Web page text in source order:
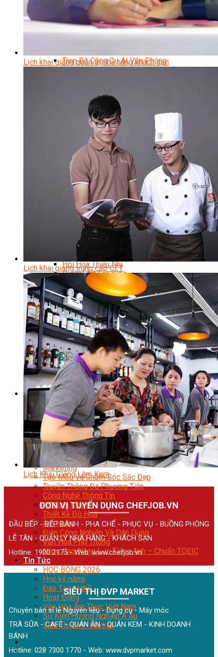
Data Visualization (Trực Quan Hóa Dữ Liệu)
Data System (Quản Trị Dữ Liệu)
Chuyên Viên Lập Trình (Full Stack)
Chuyên Viên Lập Trình Website (Full Stack)
Trọn Bộ Công Cụ AI Văn Phòng
Trọn Bộ Công Cụ AI Ứng Dụng Giảng Dạy
Thiết Kế (Design)
Thiết Kế Đồ Họa Chuyên Nghiệp
Chuyên Viên Thiết Kế Nội Thất
3D Game Art & Design
Mỹ Thuật Đa Phương Tiện
3D Animation
Mỹ Thuật Số – Digital Art
Motion Graphics Basic
Adobe Photoshop – Illustrator
Hội Họa Thiếu Nhi
Digital Art For Kids
Venus Academy
Sunny STEAM Academy
Trại Hè Kỹ Năng
Trại Hè Hướng Nghiệp
Chuyên Đề Á Âu Kitchen For Kid & Teen
Chuyên Đề Kỹ Năng Sống
Khóa Học Nấu Ăn Cho Bé
Hội Họa Thiếu Nhi
Digital Art For Kids
Khóa Học Thiết Kế Truyện Tranh Ai
Khóa Học Họa Sĩ Ai
Khóa Học Biên Tập Video Với Ai
Mc Nhí
Kỳ Thủ Cờ Vua
Lập Trình Cho Trẻ Em
Robotic trẻ em
Piano Trẻ Em
Thanh Nhạc Trẻ Em
Sơ Cấp Cứu Cho Trẻ Em
Toán Tư Duy
Bếp Gia Đình
Trung Cấp CET
Kỹ Thuật Chế Biến Món Ăn
Kỹ Thuật Làm Bánh
Kỹ Thuật Pha Chế Đồ Uống
Quản Trị Khách Sạn
Quản Lý Kinh Doanh Nhà Hàng Và Dịch Vụ Ăn Uống
Hướng Dẫn Du Lịch
Quản Trị Lữ Hành
Marketing
Tạo Mẫu Và Chăm Sóc Sắc Đẹp
Truyền Thông Đa Phương Tiện
Công Nghệ Thông Tin
An Ninh Mạng
Thiết Kế Đồ Họa
Âm Nhạc
Điện Công Nghiệp Và Dân Dụng
Văn Hóa Phổ Thông
Nâng Cao Năng Lực Tiếng Anh – Chuẩn TOEIC
Tin Tức
HỌC BỔNG 2026
Học kỹ năng
Đào Tạo Nghề
Hoạt Động
Văn Hóa Ẩm Thực Việt Nam
Sự Kiện Hướng Nghiệp Á Âu
Siêu Thị ĐVP Market
Lịch khai giảng quản trị nhà hàng khách sạn
Lịch khai giảng trung cấp CET
Lịch Khai Giảng Làm Kem
ĐƠN VỊ TUYỂN DỤNG CHEFJOB.VN
ĐẦU BẾP - BẾP BÁNH - PHA CHẾ - PHỤC VỤ - BUỒNG PHÒNG
LỄ TÂN - QUẢN LÝ NHÀ HÀNG - KHÁCH SẠN
Hotline: 1900 2175 - Web:www.chefjob.vn
SIÊU THỊ ĐVP MARKET
Chuyên bán sỉ lẻ Nguyên liệu - Dụng cụ - Máy móc
TRÀ SỮA - CAFÉ - QUÁN ĂN - QUÁN KEM - KINH DOANH
BÁNH
Hotline: 028 7300 1770 - Web: www.dvpmarket.com